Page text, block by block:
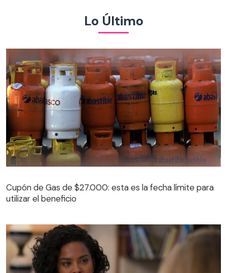
Lo Último
Cupón de Gas de $27.000: esta es la fecha límite para
utilizar el beneficio